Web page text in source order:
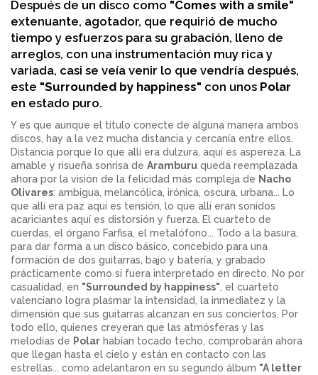
Después de un disco como "Comes with a smile"
extenuante, agotador, que requirió de mucho
tiempo y esfuerzos para su grabación, lleno de
arreglos, con una instrumentación muy rica y
variada, casi se veía venir lo que vendría después,
este "Surrounded by happiness" con unos Polar
en estado puro.
Y es que aunque el título conecte de alguna manera ambos
discos, hay a la vez mucha distancia y cercanía entre ellos.
Distancia porque lo que allí era dulzura, aquí es aspereza. La
amable y risueña sonrisa de Aramburu queda reemplazada
ahora por la visión de la felicidad más compleja de Nacho
Olivares: ambigua, melancólica, irónica, oscura, urbana... Lo
que allí era paz aquí es tensión, lo que allí eran sonidos
acariciantes aquí es distorsión y fuerza. El cuarteto de
cuerdas, el órgano Farfisa, el metalófono... Todo a la basura,
para dar forma a un disco básico, concebido para una
formación de dos guitarras, bajo y batería, y grabado
prácticamente como si fuera interpretado en directo. No por
casualidad, en "Surrounded by happiness", el cuarteto
valenciano logra plasmar la intensidad, la inmediatez y la
dimensión que sus guitarras alcanzan en sus conciertos. Por
todo ello, quienes creyeran que las atmósferas y las
melodías de Polar habían tocado techo, comprobarán ahora
que llegan hasta el cielo y están en contacto con las
estrellas... como adelantaron en su segundo álbum "A letter